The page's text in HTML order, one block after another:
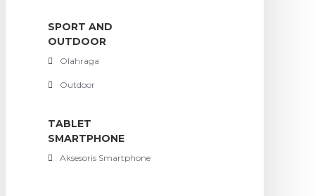
SPORT AND
OUTDOOR
Olahraga
Outdoor
TABLET
SMARTPHONE
Aksesoris Smartphone